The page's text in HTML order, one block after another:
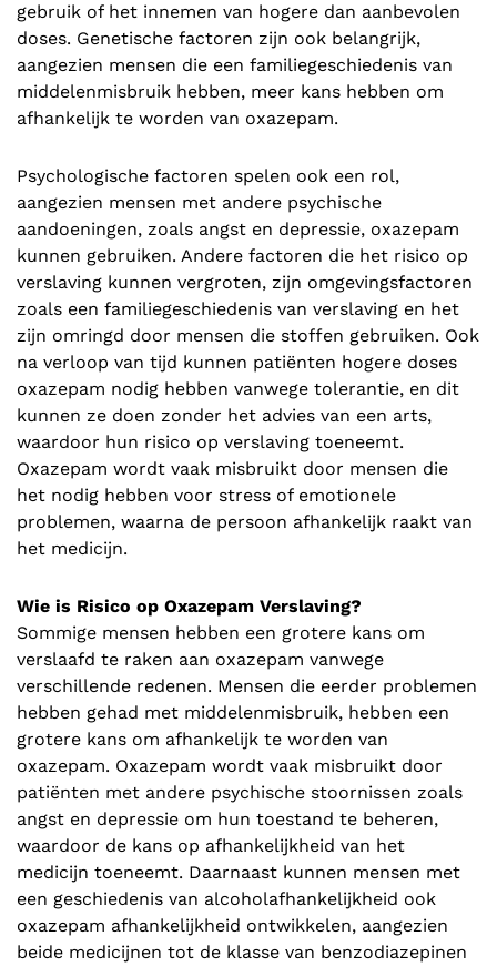
gebruik of het innemen van hogere dan aanbevolen
doses. Genetische factoren zijn ook belangrijk,
aangezien mensen die een familiegeschiedenis van
middelenmisbruik hebben, meer kans hebben om
afhankelijk te worden van oxazepam.
Psychologische factoren spelen ook een rol,
aangezien mensen met andere psychische
aandoeningen, zoals angst en depressie, oxazepam
kunnen gebruiken. Andere factoren die het risico op
verslaving kunnen vergroten, zijn omgevingsfactoren
zoals een familiegeschiedenis van verslaving en het
zijn omringd door mensen die stoffen gebruiken. Ook
na verloop van tijd kunnen patiënten hogere doses
oxazepam nodig hebben vanwege tolerantie, en dit
kunnen ze doen zonder het advies van een arts,
waardoor hun risico op verslaving toeneemt.
Oxazepam wordt vaak misbruikt door mensen die
het nodig hebben voor stress of emotionele
problemen, waarna de persoon afhankelijk raakt van
het medicijn.
Wie is Risico op Oxazepam Verslaving?
Sommige mensen hebben een grotere kans om
verslaafd te raken aan oxazepam vanwege
verschillende redenen. Mensen die eerder problemen
hebben gehad met middelenmisbruik, hebben een
grotere kans om afhankelijk te worden van
oxazepam. Oxazepam wordt vaak misbruikt door
patiënten met andere psychische stoornissen zoals
angst en depressie om hun toestand te beheren,
waardoor de kans op afhankelijkheid van het
medicijn toeneemt. Daarnaast kunnen mensen met
een geschiedenis van alcoholafhankelijkheid ook
oxazepam afhankelijkheid ontwikkelen, aangezien
beide medicijnen tot de klasse van benzodiazepinen